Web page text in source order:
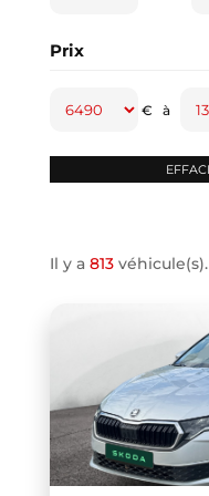
CLASSE A (1)
CLIO IV (1)
COMPASS
COOPER F67 (1)
COUPE R58 (1)
CRAFTER VAN (1)
DB11 COUPE (1)
Prix
€ à
Il y a 813véhicule(s).